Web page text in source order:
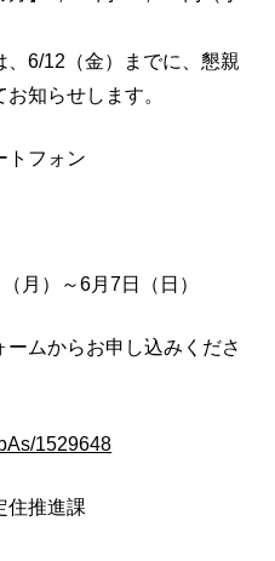
6/12（金）までに、懇親
知らせします。
トフォン
月）～6月7日（日）
ムからお申し込みくださ
1529648
住推進課